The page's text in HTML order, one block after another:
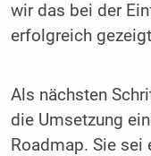
wir das bei der
erfolgreich
Als nächsten
die Umsetzung
Roadmap. Sie